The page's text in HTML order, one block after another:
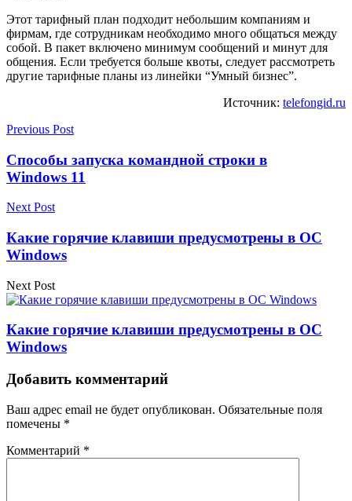
Этот тарифный план подходит небольшим компаниям и
фирмам, где сотрудникам необходимо много общаться между
собой. В пакет включено минимум сообщений и минут для
общения. Если требуется больше квоты, следует рассмотреть
другие тарифные планы из линейки “Умный бизнес”.
Источник: telefongid.ru
Previous Post
Способы запуска командной строки в
Windows 11
Next Post
Какие горячие клавиши предусмотрены в ОС
Windows
Next Post
Какие горячие клавиши предусмотрены в ОС
Windows
Добавить комментарий
Ваш адрес email не будет опубликован. Обязательные поля
помечены *
Комментарий *